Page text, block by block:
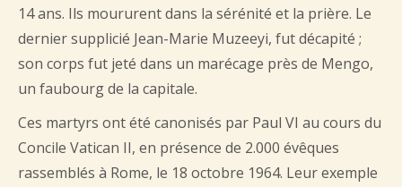
14 ans. Ils moururent dans la sérénité et la prière. Le
dernier supplicié Jean-Marie Muzeeyi, fut décapité ;
son corps fut jeté dans un marécage près de Mengo,
un faubourg de la capitale.
Ces martyrs ont été canonisés par Paul VI au cours du
Concile Vatican II, en présence de 2.000 évêques
rassemblés à Rome, le 18 octobre 1964. Leur exemple